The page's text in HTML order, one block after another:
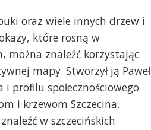
oraz wiele innych drzew i
które rosną w
można znaleźć korzystając
mapy. Stworzył ją Paweł
profilu społecznościowego
i krzewom Szczecina.
w szczecińskich